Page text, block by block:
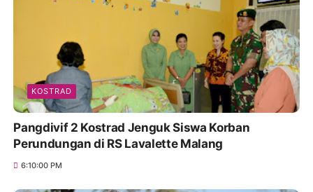
KOSTRAD
Pangdivif 2 Kostrad Jenguk Siswa Korban
Perundungan di RS Lavalette Malang
6:10:00 PM